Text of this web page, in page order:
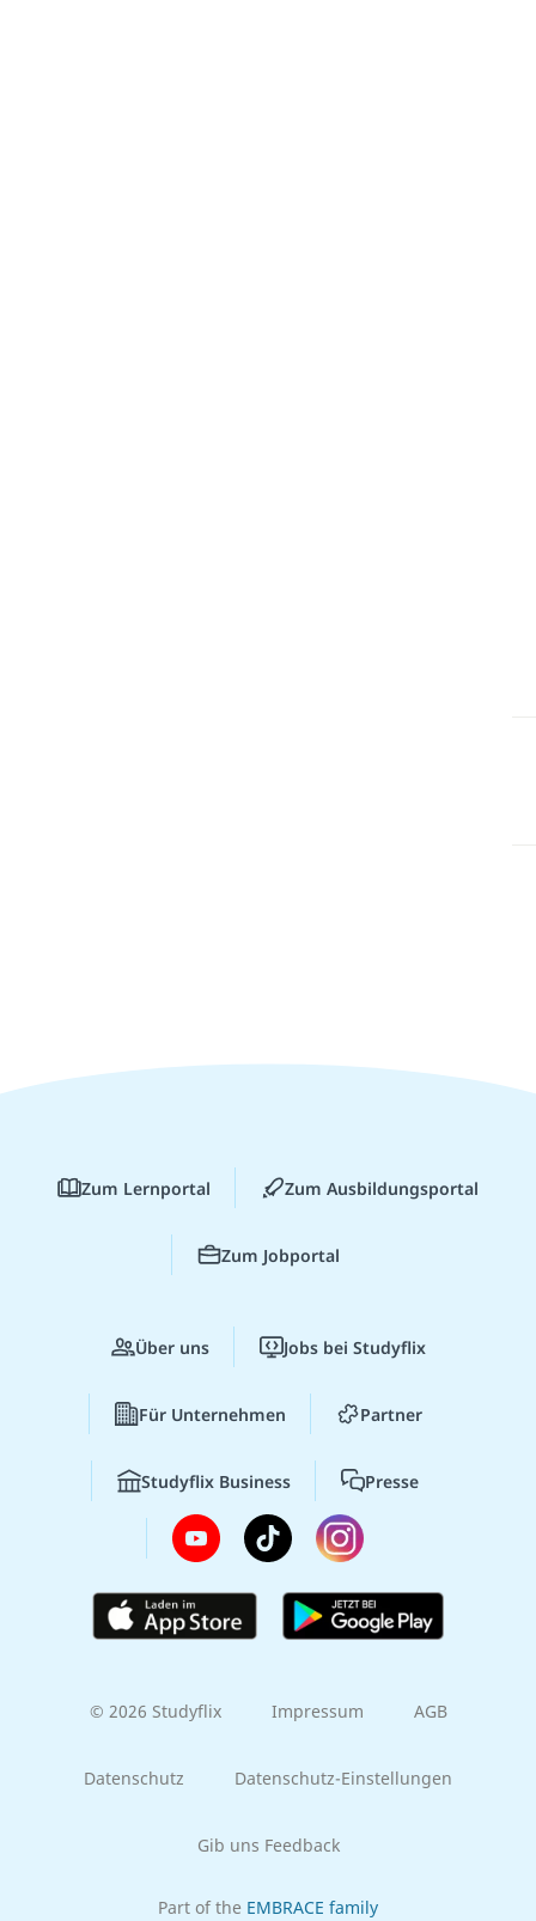
Zum Lernportal Zum Ausbildungsportal
Zum Jobportal
Über uns Jobs bei Studyflix
Für Unternehmen Partner
Studyflix Business Presse
© 2026 Studyflix Impressum AGB
Datenschutz Datenschutz-Einstellungen
Gib uns Feedback
Part of the EMBRACE family